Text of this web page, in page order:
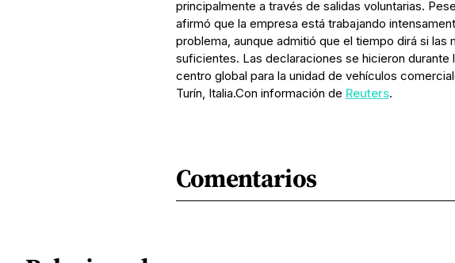
principalmente a través de salidas voluntarias.
afirmó que la empresa está trabajando
problema, aunque admitió que el tiempo dirá si las
suficientes. Las declaraciones se hicieron durante
centro global para la unidad de vehículos
Turín, Italia.Con información de Reuters.
Comentarios